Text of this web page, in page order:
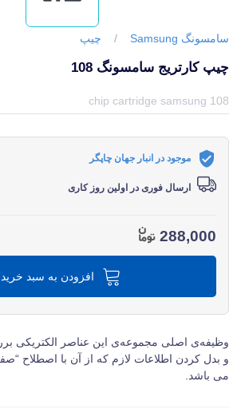
سامسونگ Samsung / چیپ
چیپ کارتریج سامسونگ 108
chip cartridge samsung 108
موجود در انبار جهان چاپگر
ارسال فوری در اولین روز کاری
288,000
افزودن به سبد خرید
وظیفه‌ی اصلی مجموعه‌ی این عناصر الکتریکی
و بدل کردن اطلاعات لازم که از آن با اصطلاح
می‌ باشد.